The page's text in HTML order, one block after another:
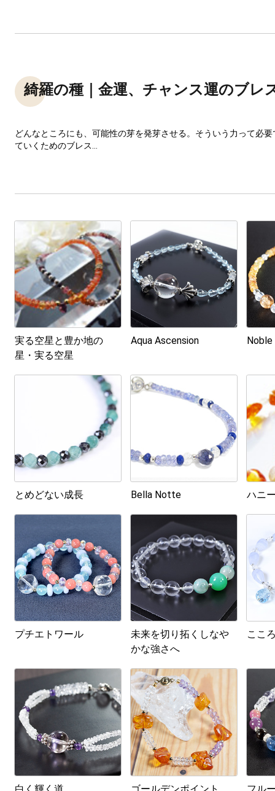
綺羅の種｜金運、チャンス運のブレ
どんなところにも、可能性の芽を発芽させる。そういう力って必
ていくためのブレス...
実る空星と豊か地の
星・実る空星
Aqua Ascension
とめどない成長 Bella Notte ハニ
プチエトワール
未来を切り拓くしなや
かな強さへ
ここ
白く輝く道 ゴールデンポイント フル